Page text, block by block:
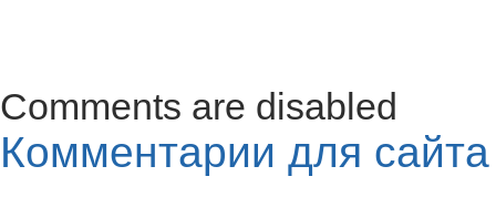
Comments are disabled
Комментарии для